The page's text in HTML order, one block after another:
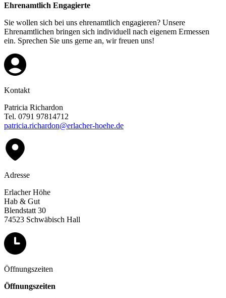
Ehrenamtlich Engagierte
Sie wollen sich bei uns ehrenamtlich engagieren? Unsere
Ehrenamtlichen bringen sich individuell nach eigenem Ermessen
ein. Sprechen Sie uns gerne an, wir freuen uns!
Kontakt
Patricia Richardon
Tel. 0791 97814712
patricia.richardon@erlacher-hoehe.de
Adresse
Erlacher Höhe
Hab & Gut
Blendstatt 30
74523 Schwäbisch Hall
Öffnungszeiten
Öffnungszeiten